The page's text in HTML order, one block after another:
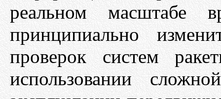
реальном масштабе
принципиально
проверок систем
использовании